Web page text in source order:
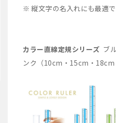
※ 縦文字の名入れにも最適で
カラー直線定規シリーズ ブ
ンク（10cm・15cm・